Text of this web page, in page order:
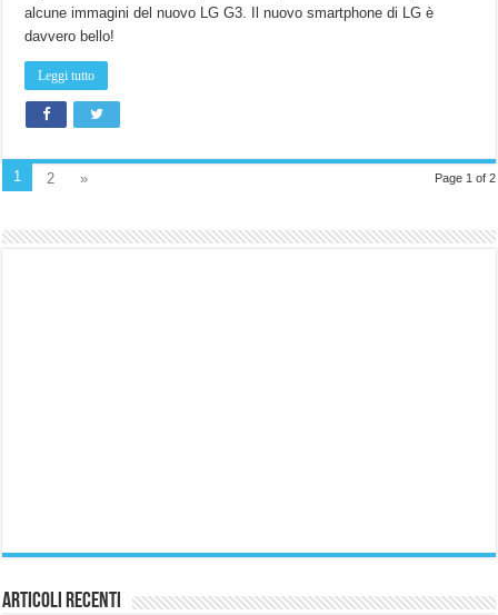
alcune immagini del nuovo LG G3. Il nuovo smartphone di LG è
davvero bello!
Leggi tutto
Page 1 of 2
1 2 »
Articoli Recenti